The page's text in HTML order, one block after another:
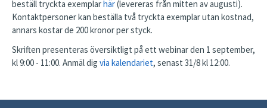
beställ tryckta exemplarhär(levereras från mitten av augusti).
Kontaktpersoner kan beställa två tryckta exemplar utan kostnad,
annars kostar de 200 kronor per styck.
Skriften presenteras översiktligt på ett webinar den 1 september,
kl 9:00 - 11:00. Anmäl dig via kalendariet, senast 31/8 kl 12:00.